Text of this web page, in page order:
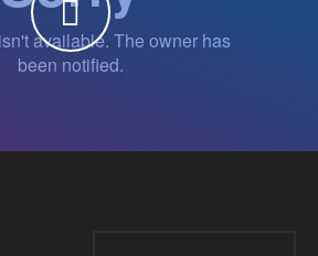
WATCH THE VIDEO